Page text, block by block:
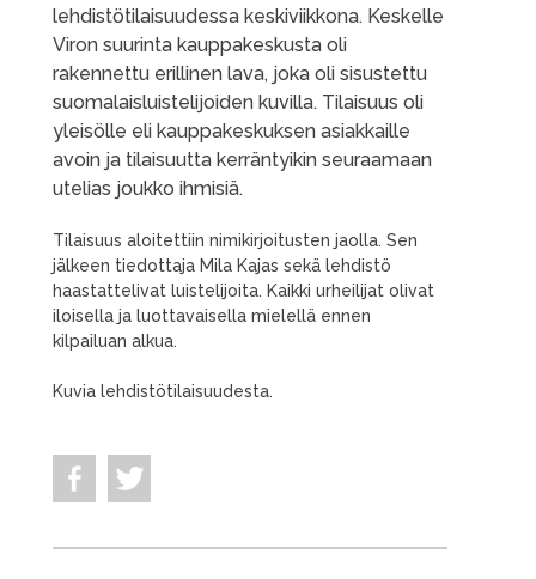
lehdistötilaisuudessa keskiviikkona. Keskelle
Viron suurinta kauppakeskusta oli
rakennettu erillinen lava, joka oli sisustettu
suomalaisluistelijoiden kuvilla. Tilaisuus oli
yleisölle eli kauppakeskuksen asiakkaille
avoin ja tilaisuutta kerräntyikin seuraamaan
utelias joukko ihmisiä.
Tilaisuus aloitettiin nimikirjoitusten jaolla. Sen
jälkeen tiedottaja Mila Kajas sekä lehdistö
haastattelivat luistelijoita. Kaikki urheilijat olivat
iloisella ja luottavaisella mielellä ennen
kilpailuan alkua.
Kuvia lehdistötilaisuudesta.